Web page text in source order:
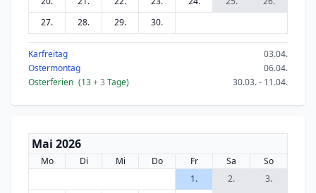
27.
28. 29. 30.
Karfreitag
03.04.
Ostermontag
06.04.
Osterferien (13+ 3 Tage) 30.03. - 11.04.
Mai 2026
Mo Di Mi Do Fr Sa
So
1.
2.
3.